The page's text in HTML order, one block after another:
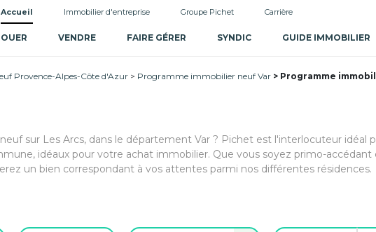
Accueil Immobilier d'entreprise Groupe Pichet Carrière
VENDRE FAIRE GÉRER SYNDIC GUIDE IMMOBILIER
Provence-Alpes-Côte d'Azur Programme immobilier neuf Var Programme
sur Les Arcs, dans le département Var ? Pichet est l'interlocuteur idéal
idéaux pour votre achat immobilier. Que vous soyez primo-
un bien correspondant à vos attentes parmi nos différentes résidences.